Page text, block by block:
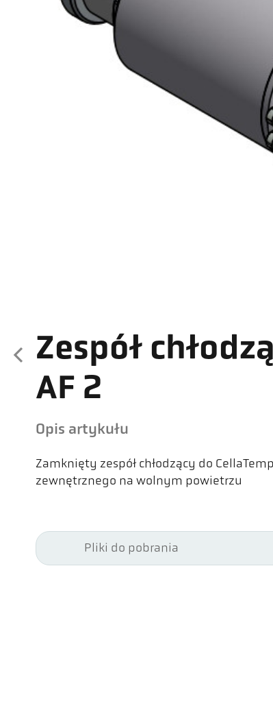
Zespół
AF 2
Opis artykułu
Zamknięty zespół chłodzący do
zewnętrznego na wolnym powietrzu
Pliki do pobrania